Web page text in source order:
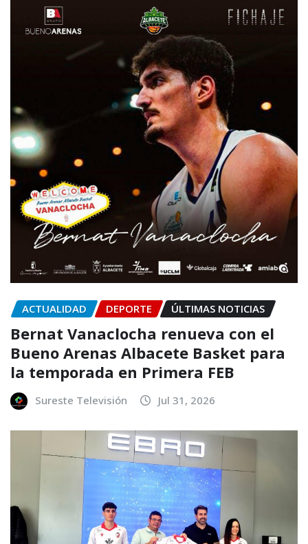
ACTUALIDAD DEPORTE ÚLTIMAS NOTICIAS
Bernat Vanaclocha renueva con el
Bueno Arenas Albacete Basket para
la temporada en Primera FEB
Sureste Televisión Jul 31, 2026